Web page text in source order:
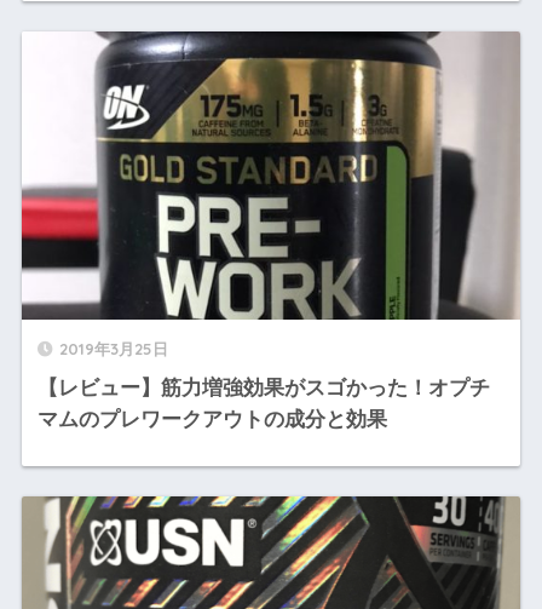
2019年3月25日
【レビュー】筋力増強効果がスゴかった！オプチ
マムのプレワークアウトの成分と効果